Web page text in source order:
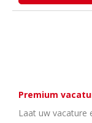
Premium
Laat uw vacature